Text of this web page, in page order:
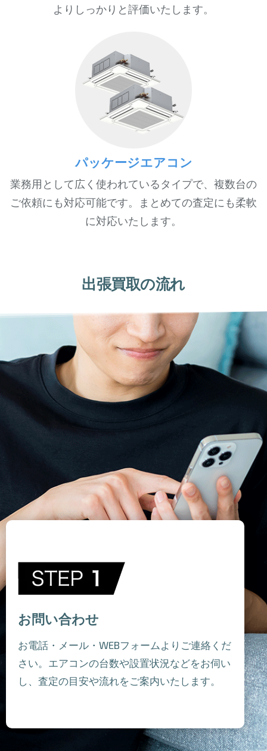
よりしっかりと評価いたします。
パッケージエアコン
業務用として広く使われているタイプで、複数台の
ご依頼にも対応可能です。まとめての査定にも柔軟
に対応いたします。
出張買取の流れ
お問い合わせ
お電話・メール・WEBフォームよりご連絡くだ
さい。エアコンの台数や設置状況などをお伺い
し、査定の目安や流れをご案内いたします。